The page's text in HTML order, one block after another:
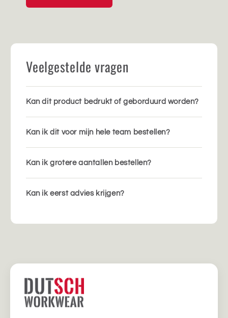
Veelgestelde vragen
Kan dit product bedrukt of geborduurd worden?
Kan ik dit voor mijn hele team bestellen?
Kan ik grotere aantallen bestellen?
Kan ik eerst advies krijgen?